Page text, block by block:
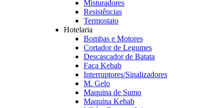
Misturadores
Resistências
Termostato
Hotelaria
Bombas e Motores
Cortador de Legumes
Descascador de Batata
Faca Kebab
Interruptores/Sinalizadores
M. Gelo
Maquina de Sumo
Maquina Kebab